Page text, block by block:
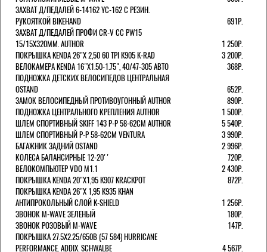
ЗАХВАТ Д/ПЕДАЛЕЙ 6-14162 YC-162 С РЕЗИН.
РУКОЯТКОЙ BIKEHAND
691Р.
ЗАХВАТ Д/ПЕДАЛЕЙ ПРОФИ CR-V CC PW15
15/15X320ММ. AUTHOR
1 250Р.
ПОКРЫШКА KENDA 26"Х 2,50 60 TPI K905 K-RAD
3 200Р.
ВЕЛОКАМЕРА KENDA 16"Х1.50-1.75", 40/47-305 АВТО
368Р.
ПОДНОЖКА ДЕТСКИХ ВЕЛОСИПЕДОВ ЦЕНТРАЛЬНАЯ
OSTAND
652Р.
ЗАМОК ВЕЛОСИПЕДНЫЙ ПРОТИВОУГОННЫЙ AUTHOR
890Р.
ПОДНОЖКА ЦЕНТРАЛЬНОГО КРЕПЛЕНИЯ AUTHOR
1 500Р.
ШЛЕМ СПОРТИВНЫЙ SKIFF 143 Р-Р 58-62СМ AUTHOR
5 540Р.
ШЛЕМ СПОРТИВНЫЙ Р-Р 58-62СМ VENTURA
3 990Р.
БАГАЖНИК ЗАДНИЙ OSTAND
2 996Р.
КОЛЕСА БАЛАНСИРНЫЕ 12-20''
720Р.
ВЕЛОКОМПЬЮТЕР VDO M1.1
2 430Р.
ПОКРЫШКА KENDA 20"Х1,95 K907 KRACKPOT
872Р.
ПОКРЫШКА KENDA 26"Х 1,95 K935 KHAN
АНТИПРОКОЛЬНЫЙ СЛОЙ K-SHIELD
1 256Р.
ЗВОНОК M-WAVE ЗЕЛЕНЫЙ
180Р.
ЗВОНОК РОЗОВЫЙ M-WAVE
147Р.
ПОКРЫШКА 27.5X2.25/650B (57 584) HURRICANE
PERFORMANCE. ADDIX. SCHWALBE
4 567Р.